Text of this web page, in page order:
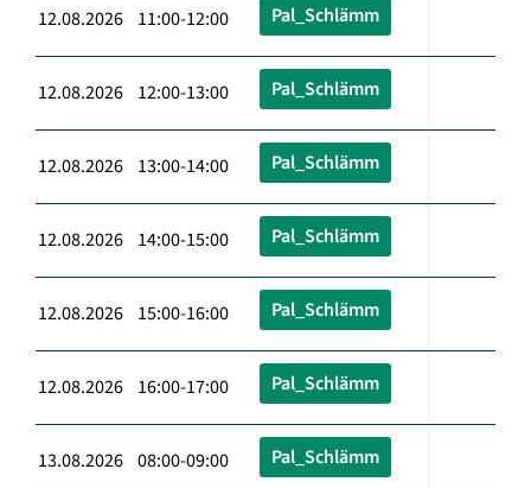
12.08.2026 11:00-12:00 Pal_Schlämm
12.08.2026 12:00-13:00 Pal_Schlämm
12.08.2026 13:00-14:00 Pal_Schlämm
12.08.2026 14:00-15:00 Pal_Schlämm
12.08.2026 15:00-16:00 Pal_Schlämm
12.08.2026 16:00-17:00 Pal_Schlämm
13.08.2026 08:00-09:00 Pal_Schlämm